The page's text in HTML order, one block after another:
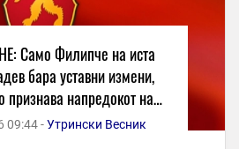
Само Филипче на иста
бара уставни измени,
признава напредокот на
Македонија
09:44 -Утрински Весник